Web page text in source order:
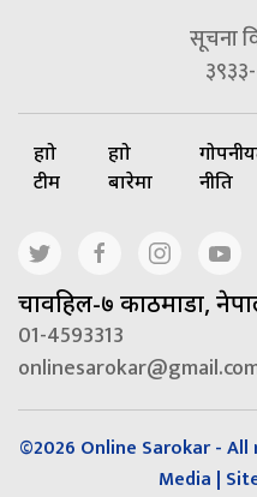
सूचना
हाम्रो
टीम
हाम्रो
बारेमा
नीति
चावहिल-७ काठमाडौं,
01-4593313
©2026 Online Sarokar -
Media |